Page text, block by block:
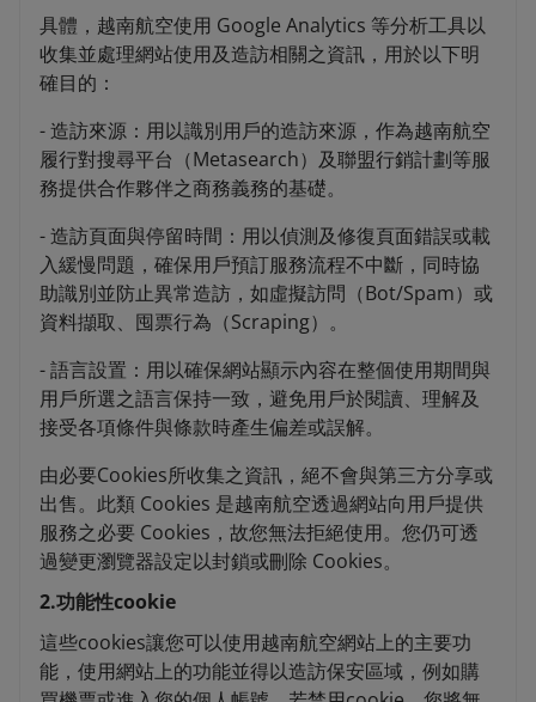
具體，越南航空使用 Google Analytics 等分析工具以
收集並處理網站使用及造訪相關之資訊，用於以下明
確目的：
- 造訪來源：用以識別用戶的造訪來源，作為越南航空
履行對搜尋平台（Metasearch）及聯盟行銷計劃等服
務提供合作夥伴之商務義務的基礎。
- 造訪頁面與停留時間：用以偵測及修復頁面錯誤或載
入緩慢問題，確保用戶預訂服務流程不中斷，同時協
助識別並防止異常造訪，如虛擬訪問（Bot/Spam）或
資料擷取、囤票行為（Scraping）。
- 語言設置：用以確保網站顯示內容在整個使用期間與
用戶所選之語言保持一致，避免用戶於閱讀、理解及
接受各項條件與條款時產生偏差或誤解。
由必要Cookies所收集之資訊，絕不會與第三方分享或
出售。此類 Cookies 是越南航空透過網站向用戶提供
服務之必要 Cookies，故您無法拒絕使用。您仍可透
過變更瀏覽器設定以封鎖或刪除 Cookies。
2.功能性cookie
這些cookies讓您可以使用越南航空網站上的主要功
能，使用網站上的功能並得以造訪保安區域，例如購